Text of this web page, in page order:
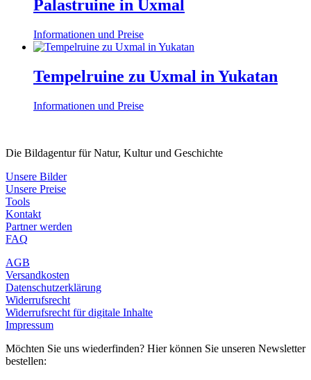
Palastruine in Uxmal
Informationen und Preise
Tempelruine zu Uxmal in Yukatan
Informationen und Preise
Die Bildagentur für Natur, Kultur und Geschichte
Unsere Bilder
Unsere Preise
Tools
Kontakt
Partner werden
FAQ
AGB
Versandkosten
Datenschutzerklärung
Widerrufsrecht
Widerrufsrecht für digitale Inhalte
Impressum
Möchten Sie uns wiederfinden? Hier können Sie unseren Newsletter
bestellen: